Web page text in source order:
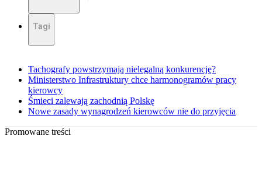
Tagi
Tachografy powstrzymają nielegalną konkurencję?
Ministerstwo Infrastruktury chce harmonogramów pracy
kierowcy
Śmieci zalewają zachodnią Polskę
Nowe zasady wynagrodzeń kierowców nie do przyjęcia
Promowane treści